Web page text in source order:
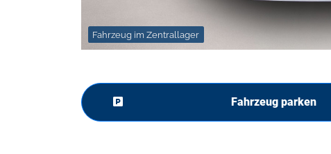
Fahrzeug im Zentrallager
Fahrzeug parken